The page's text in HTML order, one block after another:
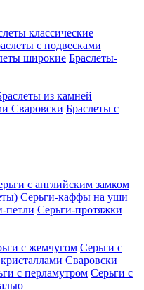
классические
с подвесками
широкие Браслеты-
из камней
Сваровски Браслеты с
с английским замком
Серьги-каффы на уши
петли Серьги-протяжки
с жемчугом Серьги с
Сваровски
с перламутром Серьги с